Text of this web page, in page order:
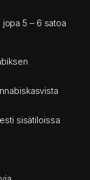
5 – 6 satoa
sisätiloissa